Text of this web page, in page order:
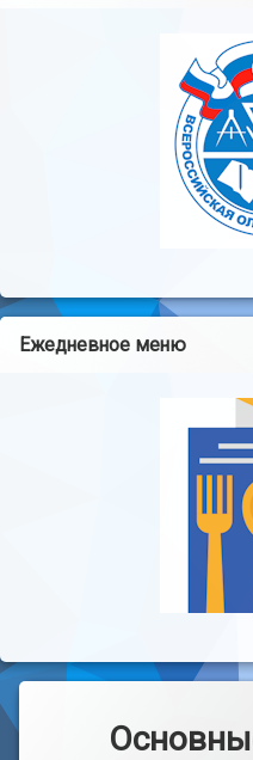
Ежедневное меню